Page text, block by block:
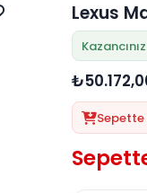
Lexus
Sepette